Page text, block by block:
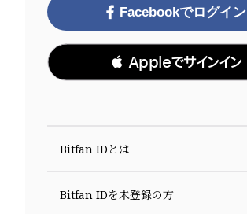
Facebookでログイン
 Appleでサインイン
Bitfan IDとは
Bitfan IDを未登録の方